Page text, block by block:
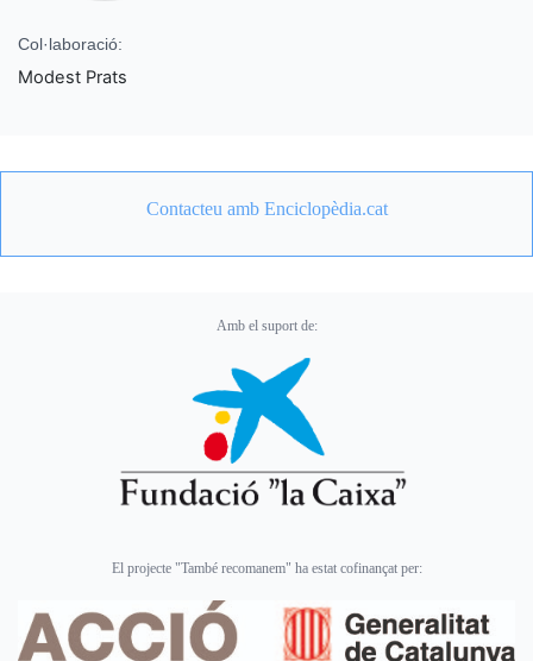
Col·laboració:
Modest Prats
Contacteu amb Enciclopèdia.cat
Amb el suport de:
El projecte "També recomanem" ha estat cofinançat per: